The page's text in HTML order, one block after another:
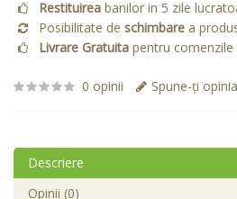
Restituirea banilor in 5 zile
Posibilitate de schimbare a
Livrare Gratuita pentru
0 opinii Spune-ţi opinia
Descriere
Opinii (0)